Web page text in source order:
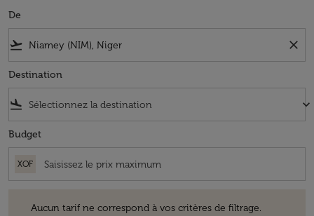
De
flight_takeoff close
Destination
flight_land keyboard_arrow_down
Budget
XOF
Aucun tarif ne correspond à vos critères de filtrage.